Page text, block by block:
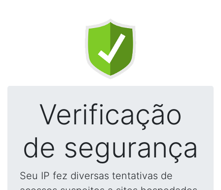
Verificação
de segurança
Seu IP fez diversas tentativas de